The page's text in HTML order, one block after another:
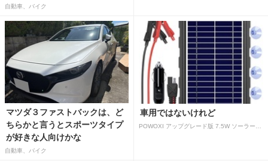
はばつぐんだ」が…
自動車、バイク
マツダ３ファストバックは、ど
ちらかと言うとスポーツタイプ
が好きな人向けかな
自動車、バイク
車用ではないけれど